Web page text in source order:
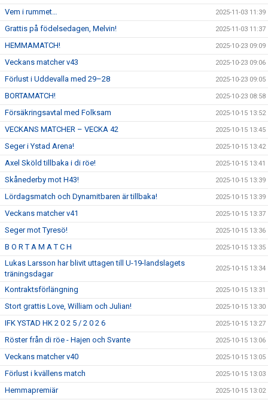
Vem i rummet… 2025-11-03 11:39
Grattis på födelsedagen, Melvin! 2025-11-03 11:37
HEMMAMATCH! 2025-10-23 09:09
Veckans matcher v43 2025-10-23 09:06
Förlust i Uddevalla med 29–28 2025-10-23 09:05
BORTAMATCH! 2025-10-23 08:58
Försäkringsavtal med Folksam 2025-10-15 13:52
VECKANS MATCHER – VECKA 42 2025-10-15 13:45
Seger i Ystad Arena! 2025-10-15 13:42
Axel Sköld tillbaka i di röe! 2025-10-15 13:41
Skånederby mot H43! 2025-10-15 13:39
Lördagsmatch och Dynamitbaren är tillbaka! 2025-10-15 13:39
Veckans matcher v41 2025-10-15 13:37
Seger mot Tyresö! 2025-10-15 13:36
B O R T A M A T C H 2025-10-15 13:35
Lukas Larsson har blivit uttagen till U-19-landslagets
träningsdagar
2025-10-15 13:34
Kontraktsförlängning 2025-10-15 13:31
Stort grattis Love, William och Julian! 2025-10-15 13:30
IFK YSTAD HK 2 0 2 5 / 2 0 2 6 2025-10-15 13:27
Röster från di röe - Hajen och Svante 2025-10-15 13:06
Veckans matcher v40 2025-10-15 13:05
Förlust i kvällens match 2025-10-15 13:03
Hemmapremiär 2025-10-15 13:02